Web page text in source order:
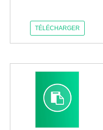
TÉLÉCHARGER